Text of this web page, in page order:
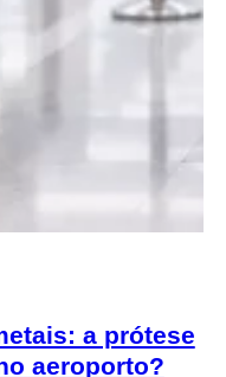
a prótese
aeroporto?